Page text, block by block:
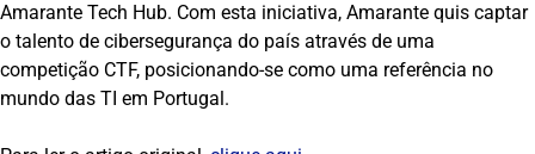
Amarante Tech Hub. Com esta iniciativa, Amarante quis captar
o talento de cibersegurança do país através de uma
competição CTF, posicionando-se como uma referência no
mundo das TI em Portugal.